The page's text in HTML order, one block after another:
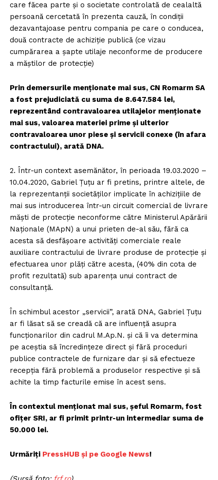
care făcea parte și o societate controlată de cealaltă
persoană cercetată în prezenta cauză, în condiții
dezavantajoase pentru compania pe care o conducea,
două contracte de achiziție publică (ce vizau
cumpărarea a șapte utilaje neconforme de producere
a măștilor de protecție)
Prin demersurile menționate mai sus, CN Romarm SA
a fost prejudiciată cu suma de 8.647.584 lei,
reprezentând contravaloarea utilajelor menționate
mai sus, valoarea materiei prime și ulterior
contravaloarea unor piese și servicii conexe (în afara
contractului), arată DNA.
2. Într-un context asemănător, în perioada 19.03.2020 –
10.04.2020, Gabriel Țuțu ar fi pretins, printre altele, de
la reprezentanții societăților implicate în achizițiile de
mai sus introducerea într-un circuit comercial de livrare
măști de protecție neconforme către Ministerul Apărării
Naționale (MApN) a unui prieten de-al său, fără ca
acesta să desfășoare activități comerciale reale
auxiliare contractului de livrare produse de protecție și
efectuarea unor plăți către acesta, (40% din cota de
profit rezultată) sub aparența unui contract de
consultanță.
În schimbul acestor „servicii”, arată DNA, Gabriel Țuțu
ar fi lăsat să se creadă că are influență asupra
funcționarilor din cadrul M.Ap.N. și că îi va determina
pe aceștia să încredințeze direct și fără proceduri
publice contractele de furnizare dar și să efectueze
recepția fără problemă a produselor respective și să
achite la timp facturile emise în acest sens.
În contextul menționat mai sus, șeful Romarm, fost
ofițer SRI, ar fi primit printr-un intermediar suma de
50.000 lei.
Urmăriți PressHUB și pe Google News!